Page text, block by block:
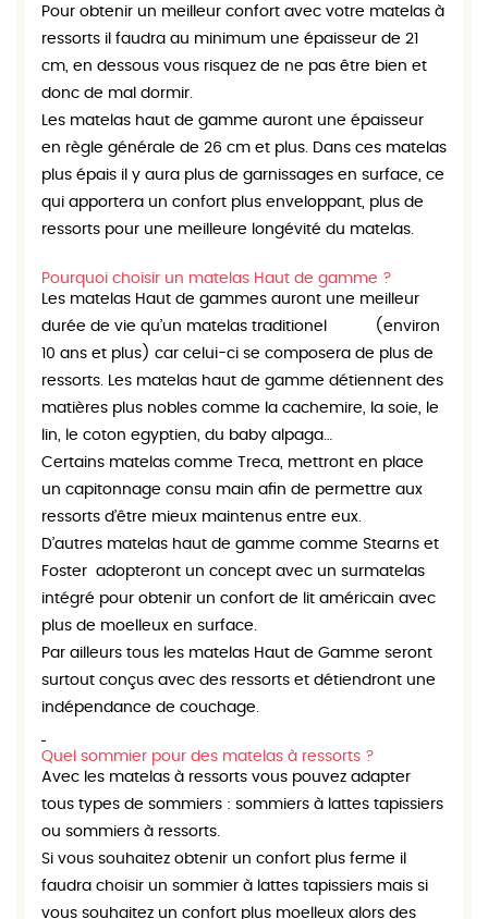
Pour obtenir un meilleur confort avec votre matelas à
ressorts il faudra au minimum une épaisseur de 21
cm, en dessous vous risquez de ne pas être bien et
donc de mal dormir.
Les matelas haut de gamme auront une épaisseur
en règle générale de 26 cm et plus. Dans ces matelas
plus épais il y aura plus de garnissages en surface, ce
qui apportera un confort plus enveloppant, plus de
ressorts pour une meilleure longévité du matelas.
Pourquoi choisir un matelas Haut de gamme ?
Les matelas Haut de gammes auront une meilleur
durée de vie qu’un matelas traditionel (environ
10 ans et plus) car celui-ci se composera de plus de
ressorts. Les matelas haut de gamme détiennent des
matières plus nobles comme la cachemire, la soie, le
lin, le coton egyptien, du baby alpaga…
Certains matelas comme Treca, mettront en place
un capitonnage consu main afin de permettre aux
ressorts d’être mieux maintenus entre eux.
D’autres matelas haut de gamme comme Stearns et
Foster adopteront un concept avec un surmatelas
intégré pour obtenir un confort de lit américain avec
plus de moelleux en surface.
Par ailleurs tous les matelas Haut de Gamme seront
surtout conçus avec des ressorts et détiendront une
indépendance de couchage.
Quel sommier pour des matelas à ressorts ?
Avec les matelas à ressorts vous pouvez adapter
tous types de sommiers : sommiers à lattes tapissiers
ou sommiers à ressorts.
Si vous souhaitez obtenir un confort plus ferme il
faudra choisir un sommier à lattes tapissiers mais si
vous souhaitez un confort plus moelleux alors des